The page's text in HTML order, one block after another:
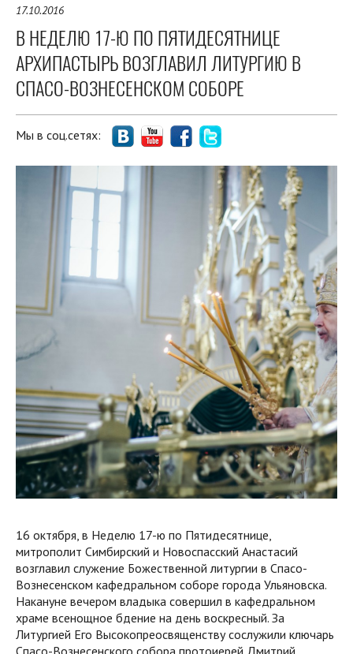
17.10.2016
В НЕДЕЛЮ 17-Ю ПО ПЯТИДЕСЯТНИЦЕ
АРХИПАСТЫРЬ ВОЗГЛАВИЛ ЛИТУРГИЮ В
СПАСО-ВОЗНЕСЕНСКОМ СОБОРЕ
Мы в соц.сетях:
16 октября, в Неделю 17-ю по Пятидесятнице,
митрополит Симбирский и Новоспасский Анастасий
возглавил служение Божественной литургии в Спасо-
Вознесенском кафедральном соборе города Ульяновска.
Накануне вечером владыка совершил в кафедральном
храме всенощное бдение на день воскресный. За
Литургией Его Высокопреосвященству сослужили ключарь
Спасо-Вознесенского собора протоиерей Дмитрий